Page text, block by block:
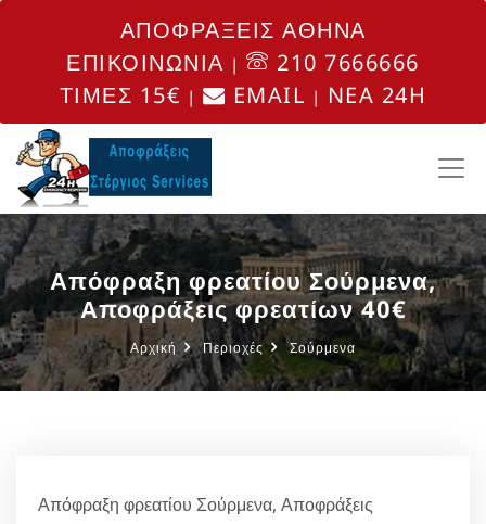
ΑΠΟΦΡΑΞΕΙΣ ΑΘΗΝΑ
ΕΠΙΚΟΙΝΩΝΙΑ |
210 7666666
ΤΙΜΕΣ 15€ | EMAIL | NEA 24H
Απόφραξη φρεατίου Σούρμενα,
Αποφράξεις φρεατίων 40€
Αρχική Περιοχές Σούρμενα
Απόφραξη φρεατίου Σούρμενα, Αποφράξεις